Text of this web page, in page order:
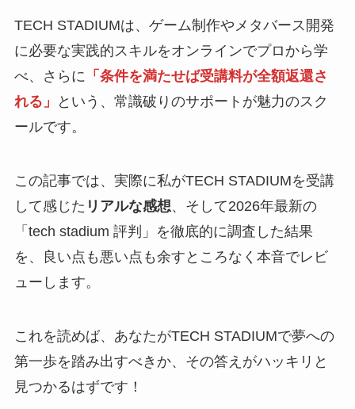
TECH STADIUMは、ゲーム制作やメタバース開発
に必要な実践的スキルをオンラインでプロから学
べ、さらに 「条件を満たせば受講料が全額返還さ
れる」
という、常識破りのサポートが魅力のスク
ールです。
この記事では、実際に私がTECH STADIUMを受講
して感じた リアルな感想、そして2026年最新の
「tech stadium 評判」を徹底的に調査した結果
を、良い点も悪い点も余すところなく本音でレビ
ューします。
これを読めば、あなたがTECH STADIUMで夢への
第一歩を踏み出すべきか、その答えがハッキリと
見つかるはずです！